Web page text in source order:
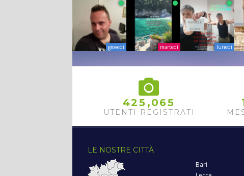
giovedì martedì lunedì
425 ,065
UTENTI REGISTRATI
LE NOSTRE CITTÀ
Bari